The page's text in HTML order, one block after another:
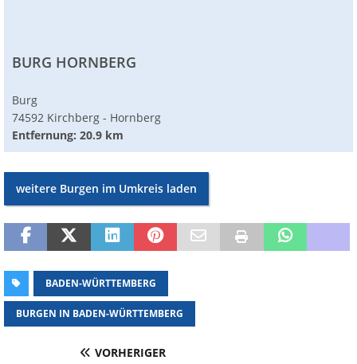
BURG HORNBERG
Burg
74592 Kirchberg - Hornberg
Entfernung: 20.9 km
weitere Burgen im Umkreis laden
BADEN-WÜRTTEMBERG
BURGEN IN BADEN-WÜRTTEMBERG
VORHERIGER